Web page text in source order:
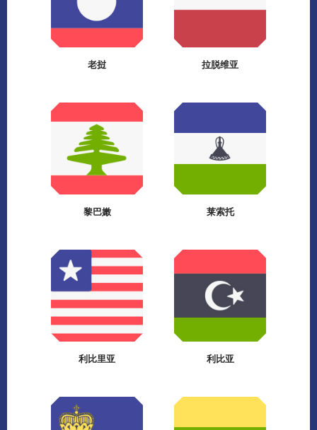
老挝 拉脱维亚
黎巴嫩 莱索托
利比里亚 利比亚